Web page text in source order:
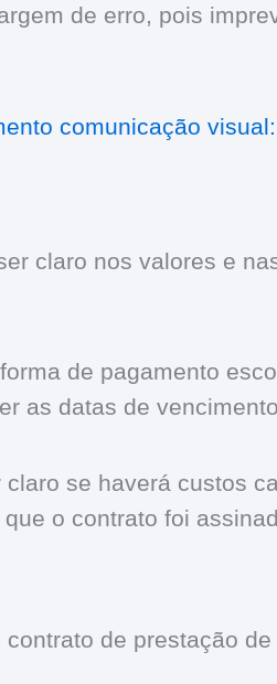
de erro, pois
comunicação
claro nos valores e
de pagamento
as datas de
se haverá custos
o contrato foi
de prestação